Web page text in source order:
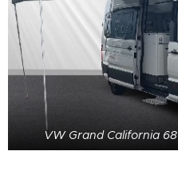
VW Grand California